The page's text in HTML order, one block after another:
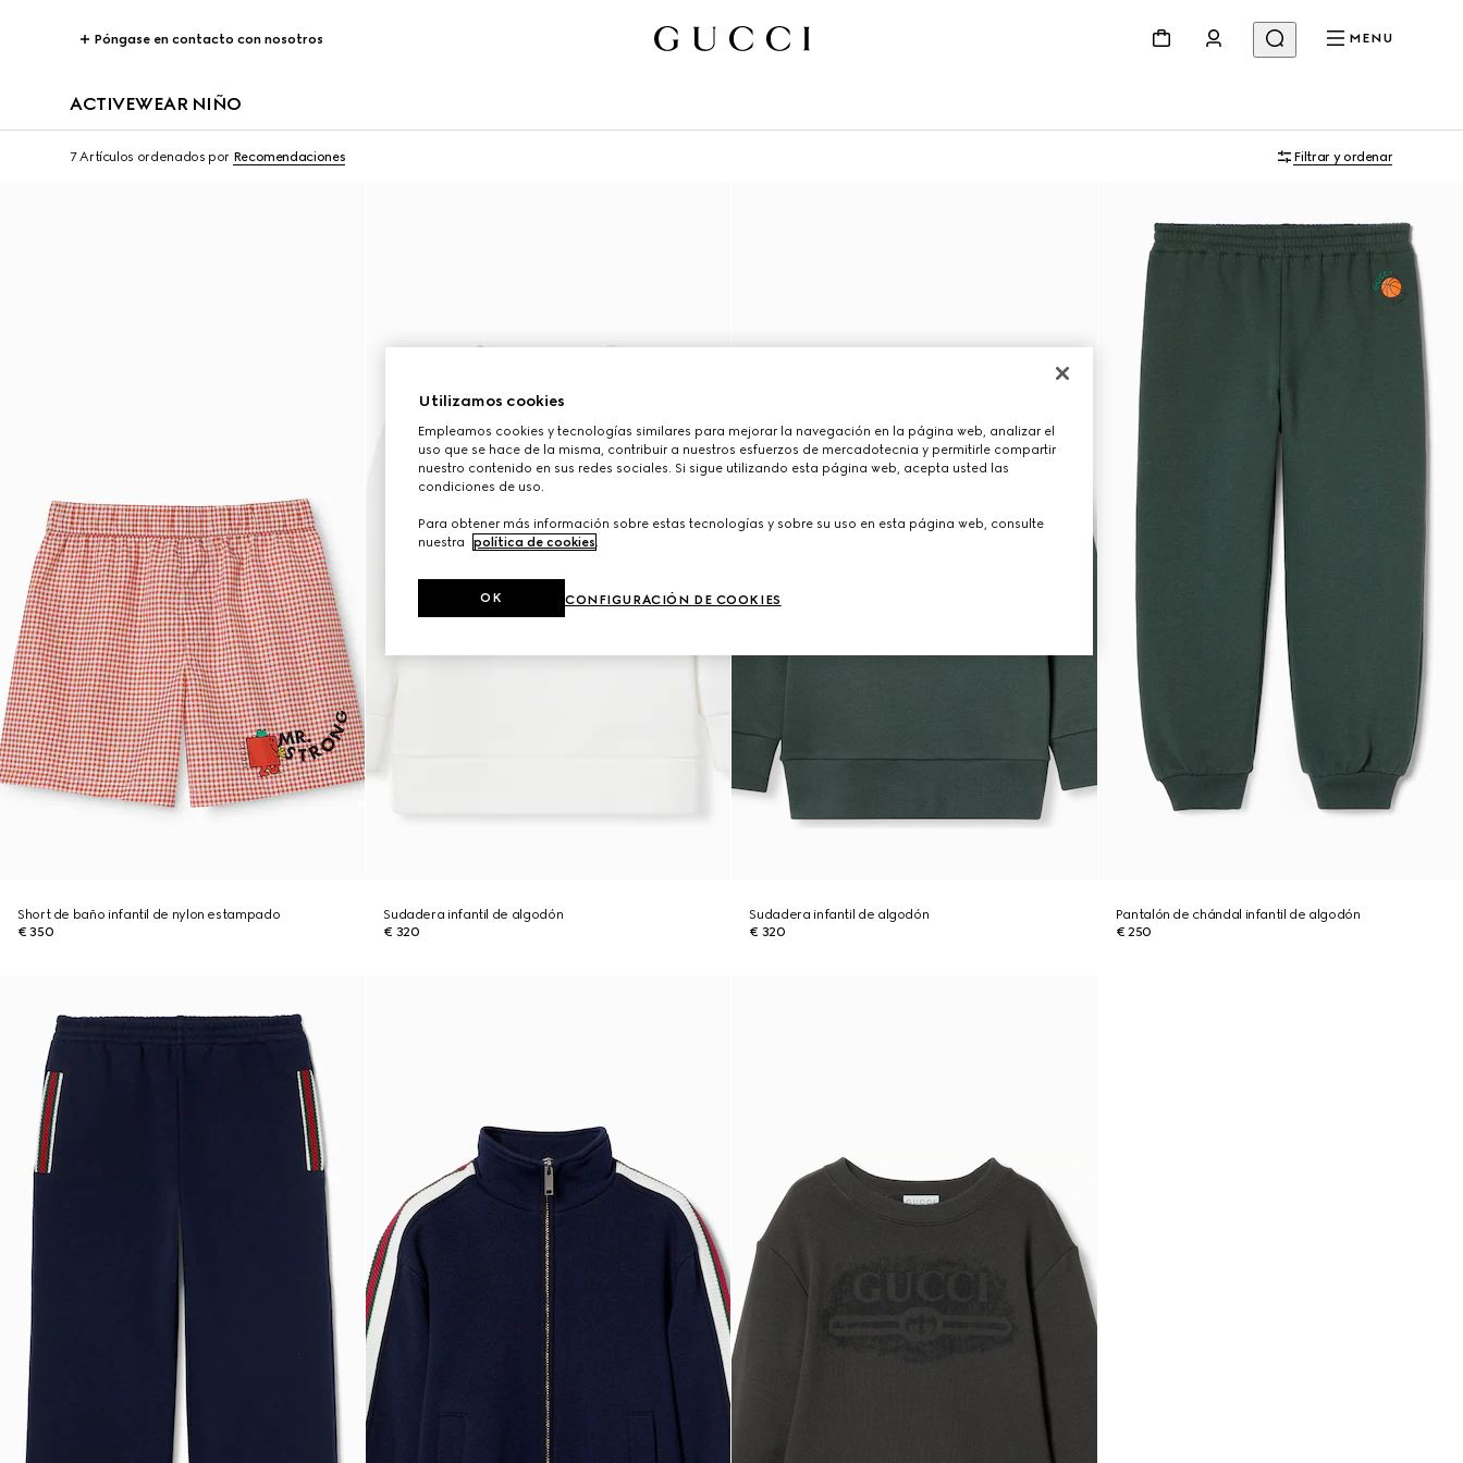
Póngase en contacto con nosotros MENU
ACTIVEWEAR NIÑO
7 Artículos ordenados por Recomendaciones Filtrar y ordenar
Short de baño infantil de nylon estampado
€ 350
Sudadera infantil de algodón
€ 320
Sudadera infantil de algodón
€ 320
Pantalón de chándal infantil de algodón
€ 250
Utilizamos cookies
Empleamos cookies y tecnologías similares para mejorar la navegación en la página web, analizar el
uso que se hace de la misma, contribuir a nuestros esfuerzos de mercadotecnia y permitirle compartir
nuestro contenido en sus redes sociales. Si sigue utilizando esta página web, acepta usted las
condiciones de uso.
Para obtener más información sobre estas tecnologías y sobre su uso en esta página web, consulte
nuestra
política de cookies.
CONFIGURACIÓN DE COOKIES
OK